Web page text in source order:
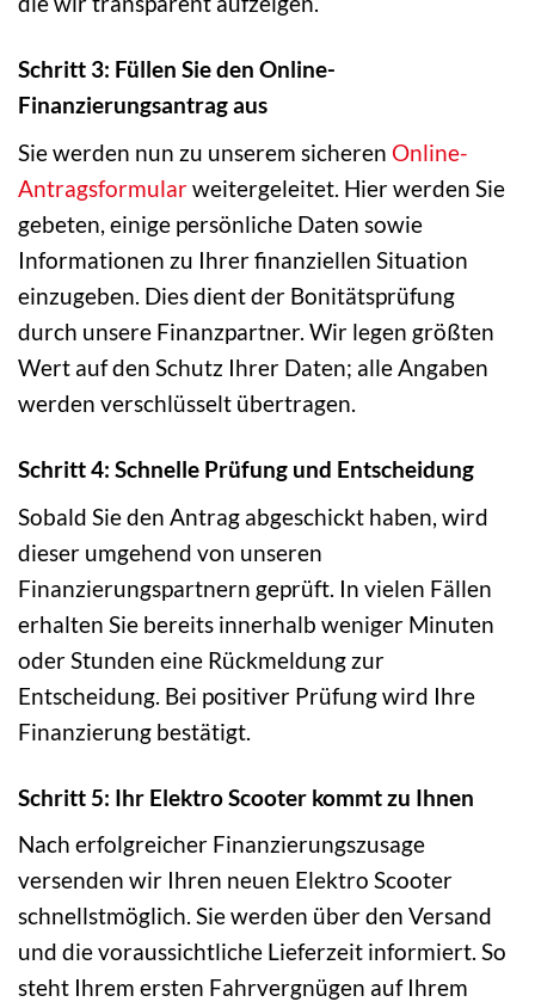
Schritt 3: Füllen Sie den Online-
Finanzierungsantrag aus
Sie werden nun zu unserem sicheren Online-
Antragsformularweitergeleitet. Hier werden Sie
gebeten, einige persönliche Daten sowie
Informationen zu Ihrer finanziellen Situation
einzugeben. Dies dient der Bonitätsprüfung
durch unsere Finanzpartner. Wir legen größten
Wert auf den Schutz Ihrer Daten; alle Angaben
werden verschlüsselt übertragen.
Schritt 4: Schnelle Prüfung und Entscheidung
Sobald Sie den Antrag abgeschickt haben, wird
dieser umgehend von unseren
Finanzierungspartnern geprüft. In vielen Fällen
erhalten Sie bereits innerhalb weniger Minuten
oder Stunden eine Rückmeldung zur
Entscheidung. Bei positiver Prüfung wird Ihre
Finanzierung bestätigt.
Schritt 5: Ihr Elektro Scooter kommt zu Ihnen
Nach erfolgreicher Finanzierungszusage
versenden wir Ihren neuen Elektro Scooter
schnellstmöglich. Sie werden über den Versand
und die voraussichtliche Lieferzeit informiert. So
steht Ihrem ersten Fahrvergnügen auf Ihrem